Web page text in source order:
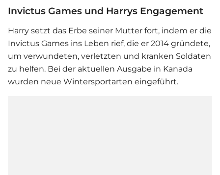
Invictus Games und Harrys Engagement
Harry setzt das Erbe seiner Mutter fort, indem er die
Invictus Games ins Leben rief, die er 2014 gründete,
um verwundeten, verletzten und kranken Soldaten
zu helfen. Bei der aktuellen Ausgabe in Kanada
wurden neue Wintersportarten eingeführt.